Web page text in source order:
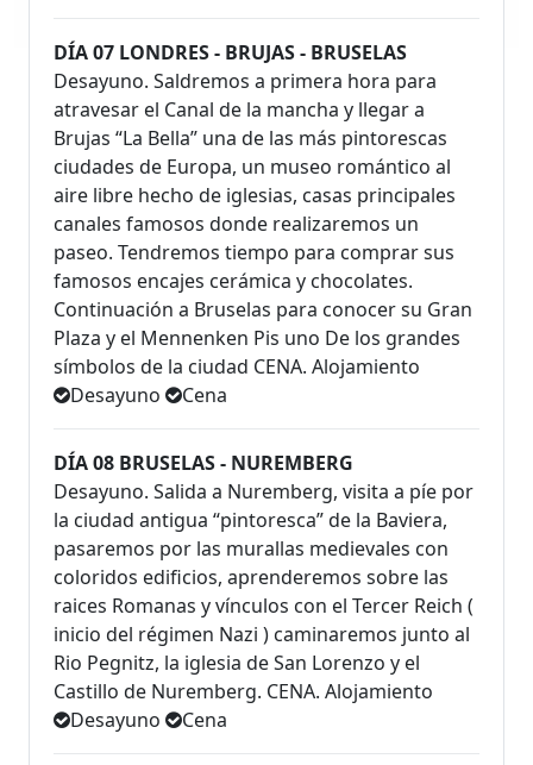
DÍA 07 LONDRES - BRUJAS - BRUSELAS
Desayuno. Saldremos a primera hora para
atravesar el Canal de la mancha y llegar a
Brujas “La Bella” una de las más pintorescas
ciudades de Europa, un museo romántico al
aire libre hecho de iglesias, casas principales
canales famosos donde realizaremos un
paseo. Tendremos tiempo para comprar sus
famosos encajes cerámica y chocolates.
Continuación a Bruselas para conocer su Gran
Plaza y el Mennenken Pis uno De los grandes
símbolos de la ciudad CENA. Alojamiento
Desayuno
Cena
DÍA 08 BRUSELAS - NUREMBERG
Desayuno. Salida a Nuremberg, visita a píe por
la ciudad antigua “pintoresca” de la Baviera,
pasaremos por las murallas medievales con
coloridos edificios, aprenderemos sobre las
raices Romanas y vínculos con el Tercer Reich (
inicio del régimen Nazi ) caminaremos junto al
Rio Pegnitz, la iglesia de San Lorenzo y el
Castillo de Nuremberg. CENA. Alojamiento
Desayuno
Cena